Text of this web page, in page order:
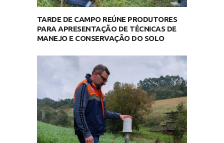
TARDE DE CAMPO REÚNE PRODUTORES
PARA APRESENTAÇÃO DE TÉCNICAS DE
MANEJO E CONSERVAÇÃO DO SOLO